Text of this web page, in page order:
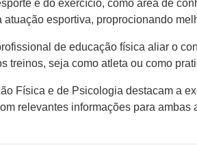
e do exercício, como área de
esportiva, proprocionando
de educação física aliar o
treinos, seja como atleta ou como
Física e de Psicologia destacam a
relevantes informações para